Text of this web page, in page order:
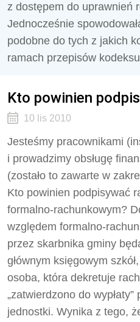
z dostępem do uprawnień
Jednocześnie
podobne do tych z jakich
ramach przepisów
Kto powinien
10 lis 2010
Jesteśmy pracownikami
i prowadzimy obsługę
(zostało to zawarte w
Kto powinien podpisywać
formalno-rachunkowym?
względem formalno-
przez skarbnika gminy
głównym księgowym
osoba, która dekretuje
„zatwierdzono do
jednostki. Wynika z tego,